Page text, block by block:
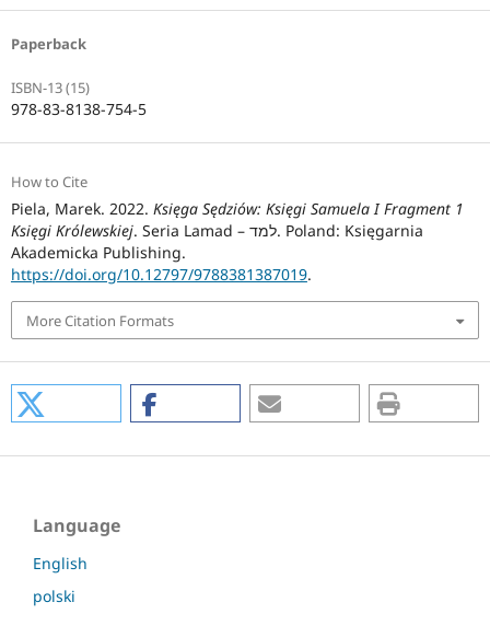
Paperback
ISBN-13 (15)
978-83-8138-754-5
How to Cite
Piela, Marek. 2022. Księga Sędziów: Księgi Samuela I Fragment 1
Księgi Królewskiej. Seria Lamad – למד. Poland: Księgarnia
Akademicka Publishing.
https://doi.org/10.12797/9788381387019.
More Citation Formats
Language
English
polski